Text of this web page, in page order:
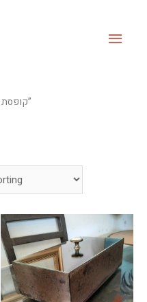
/ Products tagged “קופסת תכשיטים”